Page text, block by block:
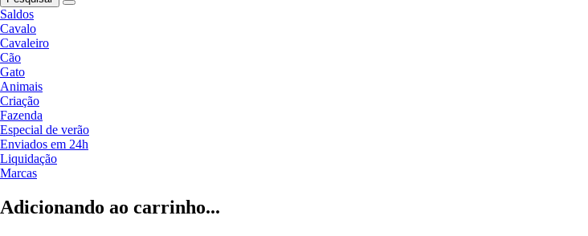
Saldos
Cavalo
Cavaleiro
Cão
Gato
Animais
Criação
Fazenda
Especial de verão
Enviados em 24h
Liquidação
Marcas
Adicionando ao carrinho...